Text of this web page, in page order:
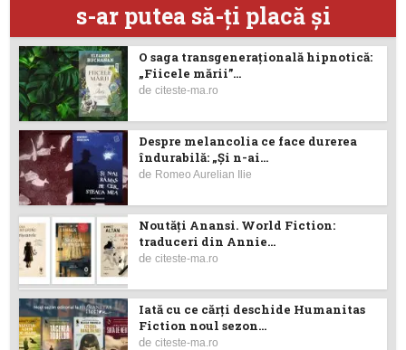
s-ar putea să-ţi placă şi
O saga transgenerațională hipnotică:
„Fiicele mării”...
deciteste-ma.ro
Despre melancolia ce face durerea
îndurabilă: „Și n-ai...
de Romeo Aurelian Ilie
Noutăţi Anansi. World Fiction:
traduceri din Annie...
deciteste-ma.ro
Iată cu ce cărţi deschide Humanitas
Fiction noul sezon...
deciteste-ma.ro